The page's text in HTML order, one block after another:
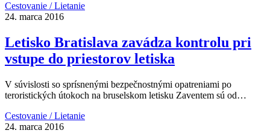
Cestovanie / Lietanie
24. marca 2016
Letisko Bratislava zavádza kontrolu pri
vstupe do priestorov letiska
V súvislosti so sprísnenými bezpečnostnými opatreniami po
teroristických útokoch na bruselskom letisku Zaventem sú od…
Cestovanie / Lietanie
24. marca 2016